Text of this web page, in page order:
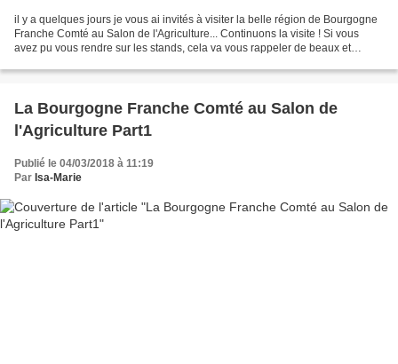
il y a quelques jours je vous ai invités à visiter la belle région de Bourgogne
Franche Comté au Salon de l'Agriculture... Continuons la visite ! Si vous
avez pu vous rendre sur les stands, cela va vous rappeler de beaux et
La Bourgogne Franche Comté au Salon de
l'Agriculture Part1
Publié le 04/03/2018 à 11:19
Par Isa-Marie